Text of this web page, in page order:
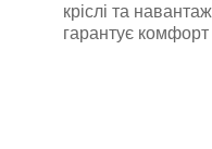
кріслі та
гарантує комфорт